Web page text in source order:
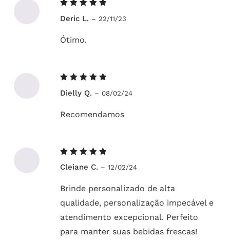
5de 5
Deric L. – 22/11/23
Ótimo.
5de 5
Dielly Q. – 08/02/24
Recomendamos
5de 5
Cleiane C. – 12/02/24
Brinde personalizado de alta
qualidade, personalização impecável e
atendimento excepcional. Perfeito
para manter suas bebidas frescas!